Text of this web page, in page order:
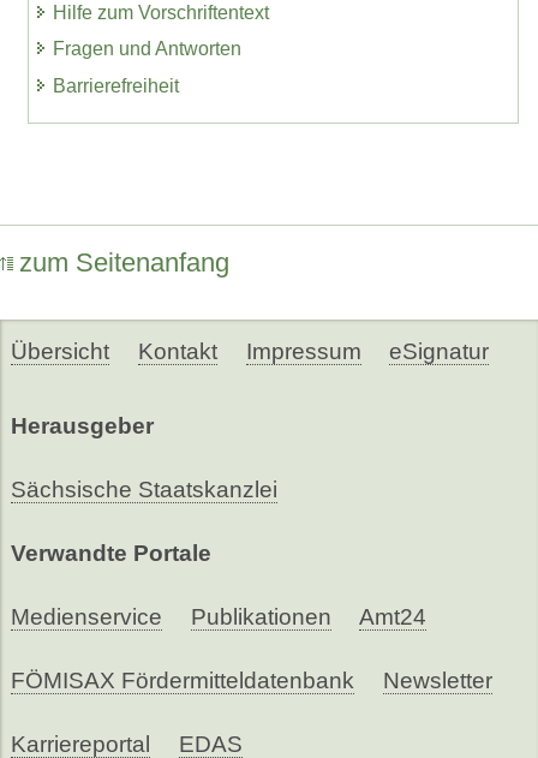
Hilfe zum Vorschriftentext
Fragen und Antworten
Barrierefreiheit
zum Seitenanfang
Übersicht Kontakt Impressum eSignatur
Herausgeber
Sächsische Staatskanzlei
Verwandte Portale
Medienservice Publikationen Amt24
FÖMISAX Fördermitteldatenbank Newsletter
Karriereportal EDAS